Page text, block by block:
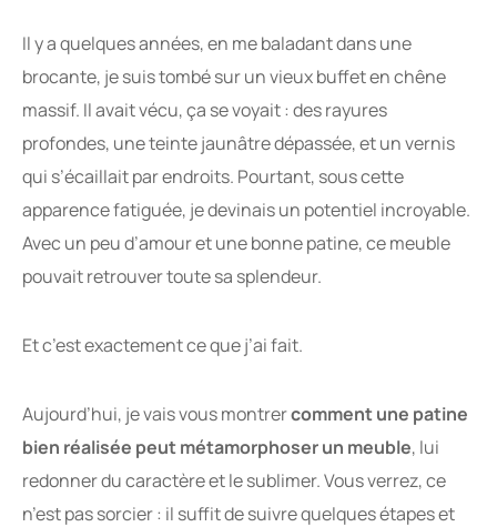
Il y a quelques années, en me baladant dans une
brocante, je suis tombé sur un vieux buffet en chêne
massif. Il avait vécu, ça se voyait : des rayures
profondes, une teinte jaunâtre dépassée, et un vernis
qui s’écaillait par endroits. Pourtant, sous cette
apparence fatiguée, je devinais un potentiel incroyable.
Avec un peu d’amour et une bonne patine, ce meuble
pouvait retrouver toute sa splendeur.
Et c’est exactement ce que j’ai fait.
Aujourd’hui, je vais vous montrercomment une patine
bien réalisée peut métamorphoser un meuble, lui
redonner du caractère et le sublimer. Vous verrez, ce
n’est pas sorcier : il suffit de suivre quelques étapes et